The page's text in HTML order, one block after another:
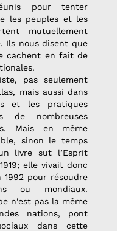
pour tenter
les peuples et les
mutuellement
Ils nous disent que
cachent en fait de
pas seulement
mais aussi dans
et les pratiques
de nombreuses
Mais en même
sinon le temps
livre sut l’Esprit
elle vivait donc
pour résoudre
ou mondiaux.
n'est pas la même
nations, pont
dans cette